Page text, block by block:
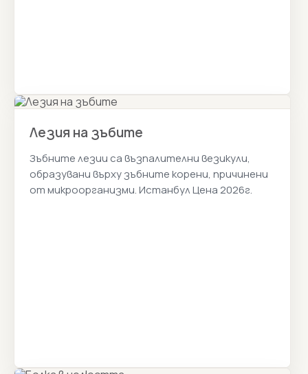
Лезия на зъбите
Зъбните лезии са възпалителни везикули,
образувани върху зъбните корени, причинени
от микроорганизми. Истанбул Цена 2026г.